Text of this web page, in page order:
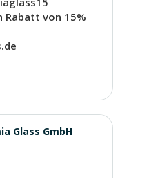
Rabatt von 15%
Glass GmbH